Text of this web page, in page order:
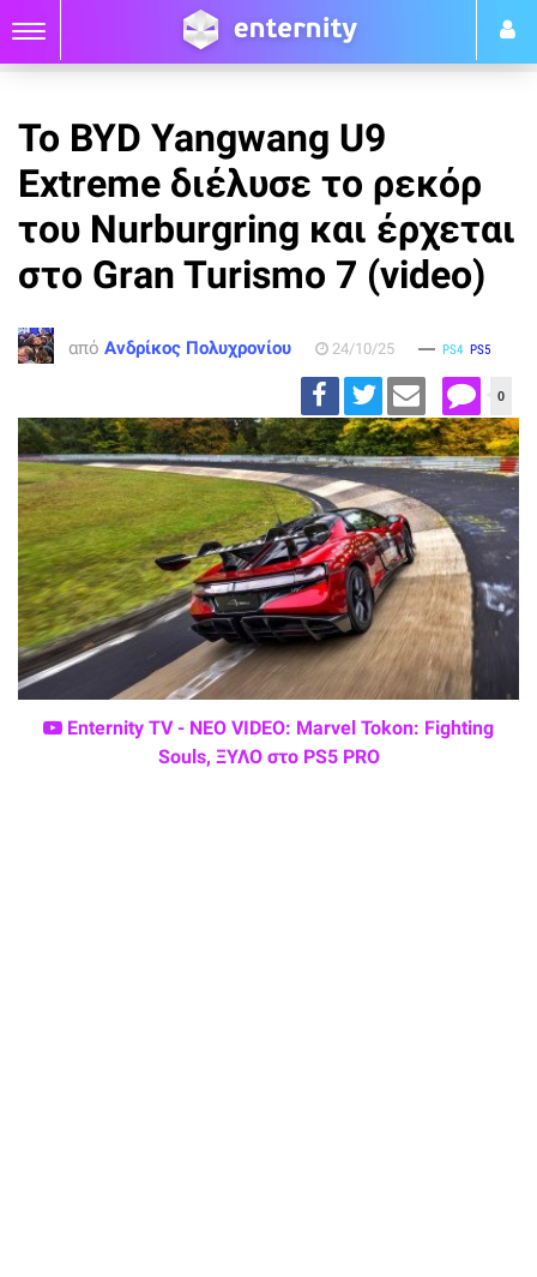
Το BYD Yangwang U9
Extreme διέλυσε το ρεκόρ
του Nurburgring και έρχεται
στο Gran Turismo 7 (video)
από Ανδρίκος Πολυχρονίου 24/10/25 PS4 PS5
0
Enternity TV - ΝΕΟ VIDEO: Marvel Tokon: Fighting
Souls, ΞΥΛΟ στο PS5 PRO